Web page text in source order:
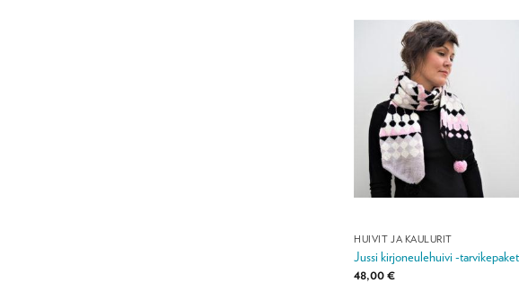
HUIVIT JA KAULURIT
Jussi kirjoneulehuivi -
48,00€